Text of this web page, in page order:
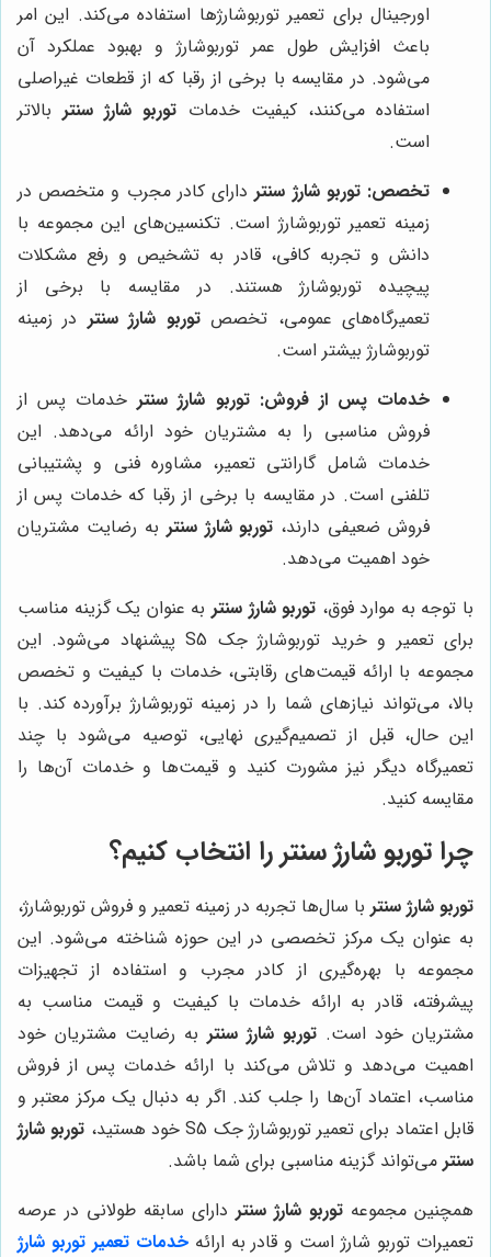
اورجینال برای تعمیر توربوشارژها استفاده می‌کند. این امر
باعث افزایش طول عمر توربوشارژ و بهبود عملکرد آن
می‌شود. در مقایسه با برخی از رقبا که از قطعات غیراصلی
استفاده می‌کنند، کیفیت خدمات توربو شارژ سنتربالاتر
است.
تخصص: توربو شارژ سنتردارای کادر مجرب و متخصص در
زمینه تعمیر توربوشارژ است. تکنسین‌های این مجموعه با
دانش و تجربه کافی، قادر به تشخیص و رفع مشکلات
پیچیده توربوشارژ هستند. در مقایسه با برخی از
تعمیرگاه‌های عمومی، تخصصتوربو شارژ سنتر در زمینه
توربوشارژ بیشتر است.
خدمات پس از فروش: توربو شارژ سنترخدمات پس از
فروش مناسبی را به مشتریان خود ارائه می‌دهد. این
خدمات شامل گارانتی تعمیر، مشاوره فنی و پشتیبانی
تلفنی است. در مقایسه با برخی از رقبا که خدمات پس از
فروش ضعیفی دارند، توربو شارژ سنتر به رضایت مشتریان
خود اهمیت می‌دهد.
با توجه به موارد فوق، توربو شارژ سنتر به عنوان یک گزینه مناسب
برای تعمیر و خرید توربوشارژ جک S5 پیشنهاد می‌شود. این
مجموعه با ارائه قیمت‌های رقابتی، خدمات با کیفیت و تخصص
بالا، می‌تواند نیازهای شما را در زمینه توربوشارژ برآورده کند. با
این حال، قبل از تصمیم‌گیری نهایی، توصیه می‌شود با چند
تعمیرگاه دیگر نیز مشورت کنید و قیمت‌ها و خدمات آن‌ها را
مقایسه کنید.
چرا توربو شارژ سنتررا انتخاب کنیم؟
توربو شارژ سنتر با سال‌ها تجربه در زمینه تعمیر و فروش توربوشارژ،
به عنوان یک مرکز تخصصی در این حوزه شناخته می‌شود. این
مجموعه با بهره‌گیری از کادر مجرب و استفاده از تجهیزات
پیشرفته، قادر به ارائه خدمات با کیفیت و قیمت مناسب به
مشتریان خود است. توربو شارژ سنتر به رضایت مشتریان خود
اهمیت می‌دهد و تلاش می‌کند با ارائه خدمات پس از فروش
مناسب، اعتماد آن‌ها را جلب کند. اگر به دنبال یک مرکز معتبر و
قابل اعتماد برای تعمیر توربوشارژ جک S5 خود هستید،
توربو شارژ
سنتر می‌تواند گزینه مناسبی برای شما باشد.
همچنین مجموعه توربو شارژ سنتر دارای سابقه طولانی در عرصه
تعمیرات توربو شارژ است و قادر به ارائهخدمات تعمیر توربو شارژ